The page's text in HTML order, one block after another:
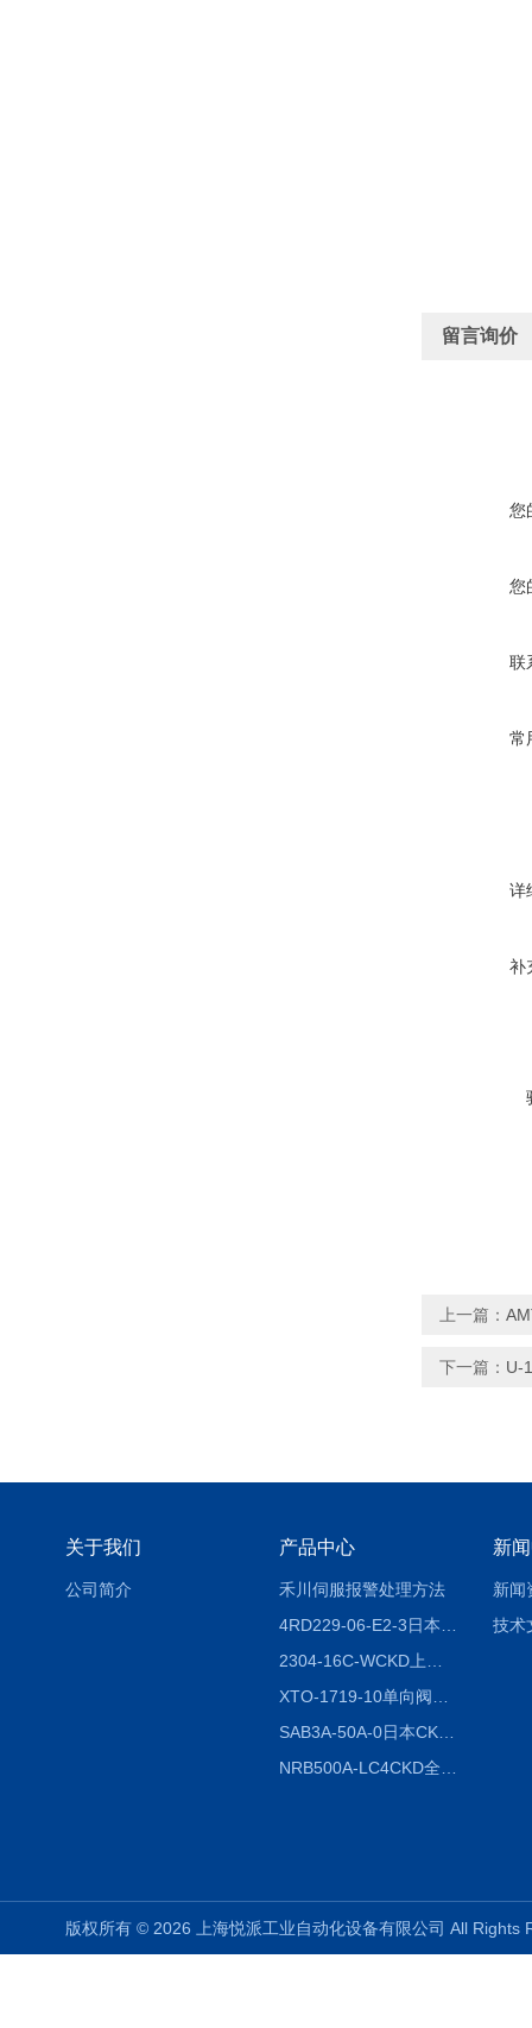
留言询价
您
您
联
常
详
补
上一篇：
下一篇： U-
关于我们
公司简介
产品中心
禾川伺服报警处理方法
SAB3A-50A-0日本CKD全国授权代理
新
新闻
技术
版权所有 © 2026 上海悦派工业自动化设备有限公司 All